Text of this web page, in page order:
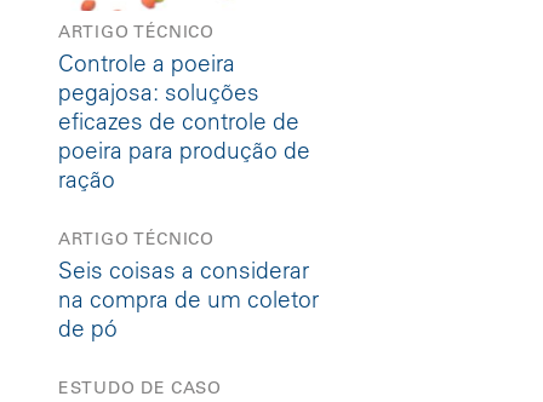
ARTIGO TÉCNICO
Controle a poeira
pegajosa: soluções
eficazes de controle de
poeira para produção de
ração
ARTIGO TÉCNICO
Seis coisas a considerar
na compra de um coletor
de pó
ESTUDO DE CASO